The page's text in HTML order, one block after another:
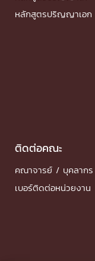
หลักสูตรปริญญาเอก
ติดต่อคณะ
คณาจารย์ / บุคลากร
เบอร์ติดต่อหน่วยงาน